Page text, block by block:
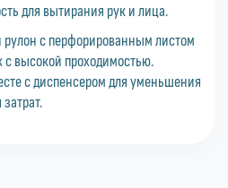
для вытирания рук и лица.
с перфорированным листом
с высокой проходимостью.
с диспенсером для уменьшения